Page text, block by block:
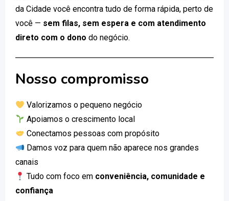
da Cidade você encontra tudo de forma rápida, perto de
você — sem filas, sem espera e com atendimento
direto com o dono do negócio.
Nosso compromisso
Valorizamos o pequeno negócio
Apoiamos o crescimento local
Conectamos pessoas com propósito
Damos voz para quem não aparece nos grandes
canais
Tudo com foco em conveniência, comunidade e
confiança